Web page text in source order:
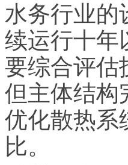
水务行业的
续运行十年
要综合评估
但主体结构
优化散热系
比。